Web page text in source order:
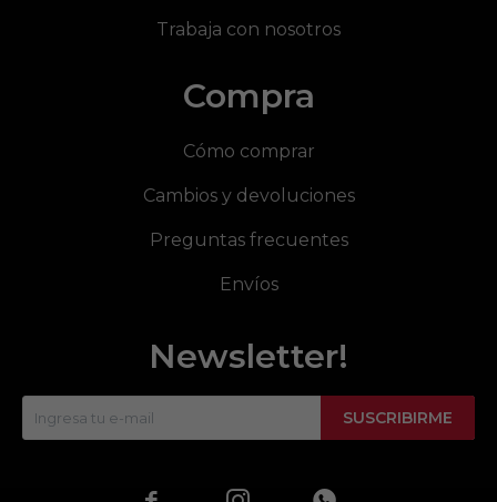
Trabaja con nosotros
Compra
Cómo comprar
Cambios y devoluciones
Preguntas frecuentes
Envíos
Newsletter!
SUSCRIBIRME